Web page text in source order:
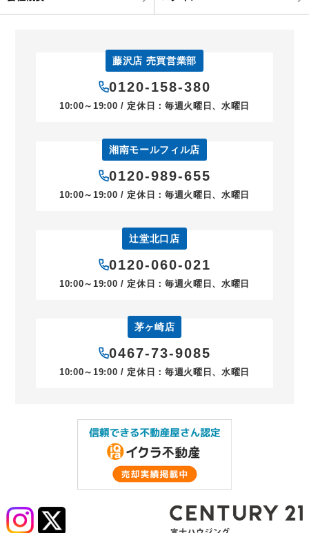
藤沢店 売買営業部
0120-158-380
10:00～19:00 / 定休日：毎週火曜日、水曜日
湘南モールフィル店
0120-989-655
10:00～19:00 / 定休日：毎週火曜日、水曜日
辻堂北口店
0120-060-021
10:00～19:00 / 定休日：毎週火曜日、水曜日
茅ヶ崎店
0467-73-9085
10:00～19:00 / 定休日：毎週火曜日、水曜日